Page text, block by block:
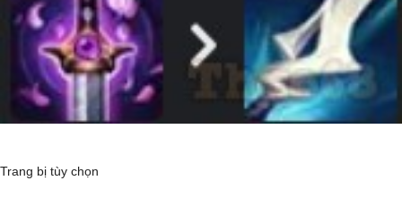
Trang bị tùy chọn